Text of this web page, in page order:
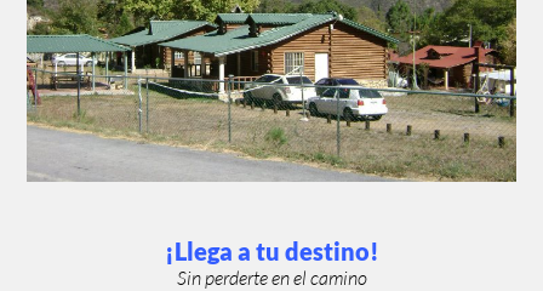
¡Llega a tu destino!
Sin perderte en el camino